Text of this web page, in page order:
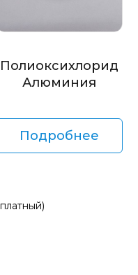
Полиоксихлорид
Алюминия
Подробнее